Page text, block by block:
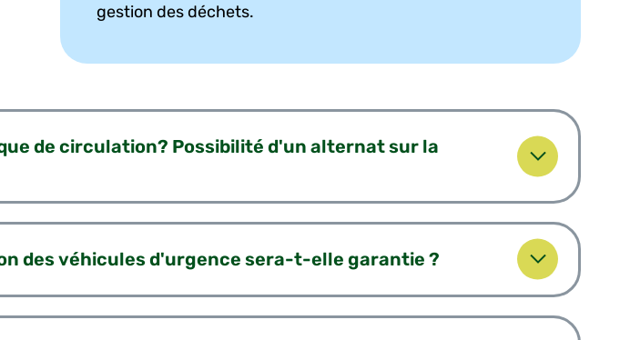
gestion des déchets.
de circulation? Possibilité d'un alternat sur la
des véhicules d'urgence sera-t-elle garantie ?